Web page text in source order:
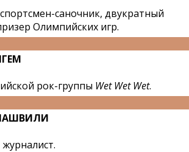
саночник, двукратный
Олимпийских игр.
рок-группы Wet Wet Wet.